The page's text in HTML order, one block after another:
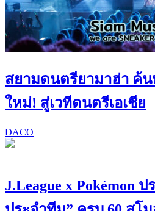
สยามดนตรียามาฮ่า ค้น
ใหม่! สู่เวทีดนตรีเอเชีย
DACO
J.League x Pokémon